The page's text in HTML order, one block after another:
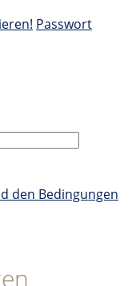
Passwort
den Bedingungen